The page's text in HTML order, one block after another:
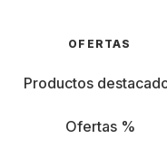
OFERTAS
Productos
Ofertas %